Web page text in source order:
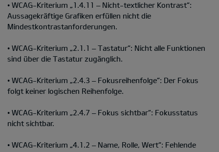
• WCAG-Kriterium „1.4.11 – Nicht-textlicher Kontrast“:
Aussagekräftige Grafiken erfüllen nicht die
Mindestkontrastanforderungen.
• WCAG-Kriterium „2.1.1 – Tastatur“: Nicht alle Funktionen
sind über die Tastatur zugänglich.
• WCAG-Kriterium „2.4.3 – Fokusreihenfolge“: Der Fokus
folgt keiner logischen Reihenfolge.
• WCAG-Kriterium „2.4.7 – Fokus sichtbar“: Fokusstatus
nicht sichtbar.
• WCAG-Kriterium „4.1.2 – Name, Rolle, Wert“: Fehlende